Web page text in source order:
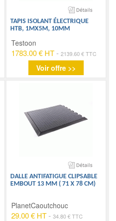
TAPIS ISOLANT ÉLECTRIQUE
HTB, 1MX5M, 10MM
Testoon
1783.00 € HT- 2139.60 € TTC
Voir offre >>
DALLE ANTIFATIGUE CLIPSABLE
EMBOUT 13 MM ( 71 X 78 CM)
PlanetCaoutchouc
29.00 € HT- 34.80 € TTC